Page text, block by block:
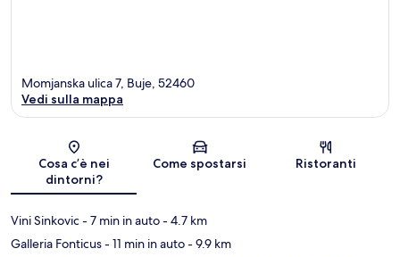
Mappa
Momjanska ulica 7, Buje, 52460
Vedi sulla mappa
Cosa c’è nei
dintorni?
Come spostarsi Ristoranti
Vini Sinkovic- 7 min in auto- 4.7 km
Galleria Fonticus- 11 min in auto- 9.9 km